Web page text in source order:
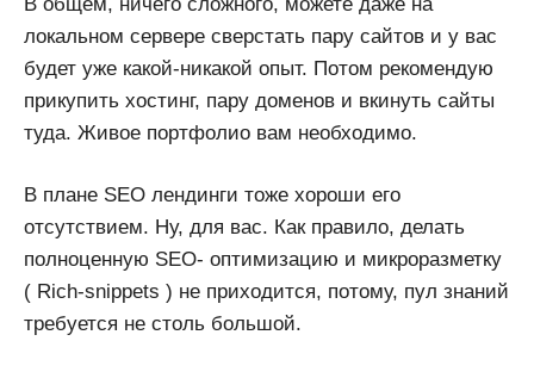
локальном сервере сверстать пару сайтов и у вас
будет уже какой-никакой опыт. Потом рекомендую
прикупить хостинг, пару доменов и вкинуть сайты
туда. Живое портфолио вам необходимо.
В плане SEO лендинги тоже хороши его
отсутствием. Ну, для вас. Как правило, делать
полноценную SEO- оптимизацию и микроразметку
( Rich-snippets ) не приходится, потому, пул знаний
требуется не столь большой.